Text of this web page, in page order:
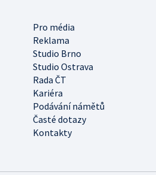
Pro média
Reklama
Studio Brno
Studio Ostrava
Rada ČT
Kariéra
Podávání námětů
Časté dotazy
Kontakty